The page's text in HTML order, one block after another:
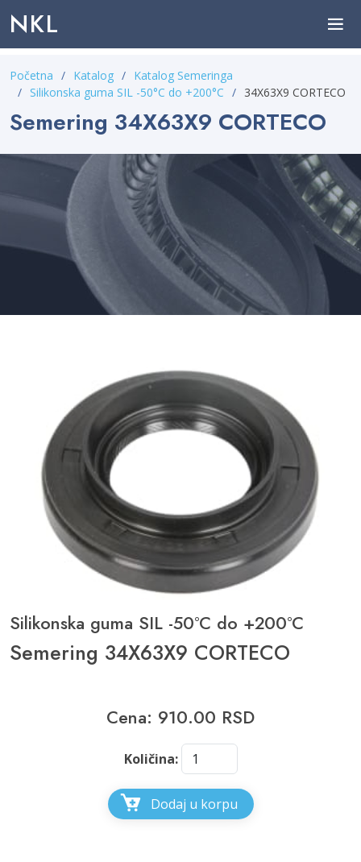
NKL
Početna Katalog
Katalog Semeringa
Silikonska guma SIL -50°C do +200°C
34X63X9 CORTECO
Semering 34X63X9 CORTECO
Silikonska guma SIL -50°C do +200°C
Semering 34X63X9 CORTECO
Cena: 910.00 RSD
Količina:
Dodaj u korpu